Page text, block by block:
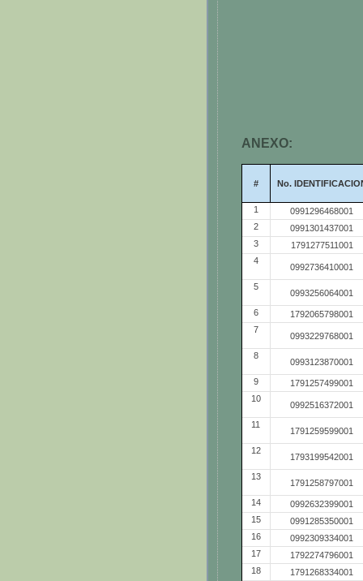
ANEXO:
# No.
1
0991296468001
2
0991301437001
3
1791277511001
4
0992736410001
5
0993256064001
6
1792065798001
7
0993229768001
8
0993123870001
9
1791257499001
10
0992516372001
11
1791259599001
12
1793199542001
13
1791258797001
14
0992632399001
15
0991285350001
16
0992309334001
17
1792274796001
18
1791268334001